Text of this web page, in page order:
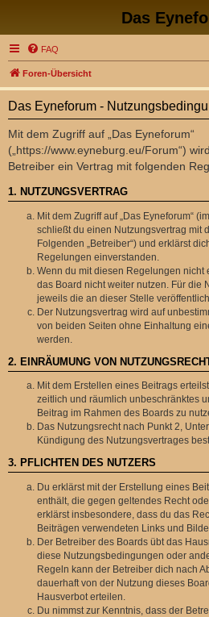
Das
FAQ
Foren-Übersicht
Das Eyneforum -
Mit dem Zugriff auf „Das Eyneforum“
(„https://www.eyneburg.eu/Forum“)
Betreiber ein Vertrag mit folgenden
1. NUTZUNGSVERTRAG
Mit dem Zugriff auf „Das Eyneforum“
schließt du einen Nutzungsvertrag mit
Folgenden „Betreiber“) und erklärst
Regelungen einverstanden.
Wenn du mit diesen Regelungen nicht
das Board nicht weiter nutzen. Für die
jeweils die an dieser Stelle
Der Nutzungsvertrag wird auf
von beiden Seiten ohne Einhaltung
werden.
2. EINRÄUMUNG VON
Mit dem Erstellen eines Beitrags
zeitlich und räumlich unbeschränktes
Beitrag im Rahmen des Boards zu
Das Nutzungsrecht nach Punkt 2,
Kündigung des Nutzungsvertrages
3. PFLICHTEN DES NUTZERS
Du erklärst mit der Erstellung eines
enthält, die gegen geltendes Recht
erklärst insbesondere, dass du das
Beiträgen verwendeten Links und
Der Betreiber des Boards übt das
diese Nutzungsbedingungen oder
Regeln kann der Betreiber dich nach
dauerhaft von der Nutzung dieses
Hausverbot erteilen.
Du nimmst zur Kenntnis, dass der